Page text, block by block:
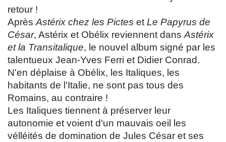
retour !
Après Astérix chez les Pictes et Le Papyrus de
César, Astérix et Obélix reviennent dans Astérix
et la Transitalique, le nouvel album signé par les
talentueux Jean-Yves Ferri et Didier Conrad.
N'en déplaise à Obélix, les Italiques, les
habitants de l'Italie, ne sont pas tous des
Romains, au contraire !
Les Italiques tiennent à préserver leur
autonomie et voient d'un mauvais oeil les
vélléités de domination de Jules César et ses